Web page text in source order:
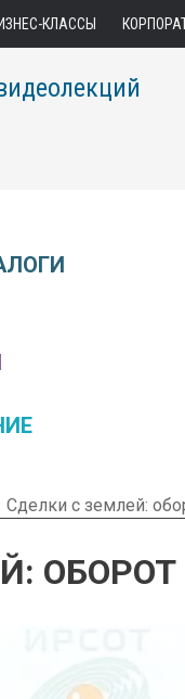
КЛАССЫ
Cделки с землей: